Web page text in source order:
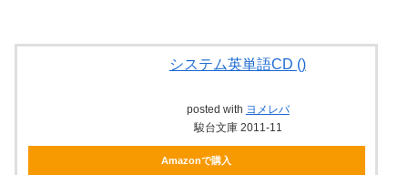
システム英単語CD ()
posted with ヨメレバ
駿台文庫 2011-11
Amazonで購入